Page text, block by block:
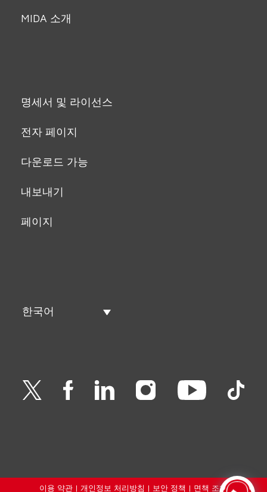
MIDA 소개
명세서 및 라이선스
전자 페이지
다운로드 가능
내보내기
페이지
한국어
이용 약관 | 개인정보 처리방침 | 보안 정책 | 면책 조항